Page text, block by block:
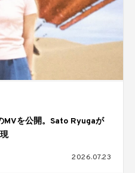
MVを公開。Sato Ryugaが
2026.07.23